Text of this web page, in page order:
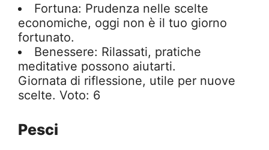
Fortuna: Prudenza nelle scelte
economiche, oggi non è il tuo giorno
fortunato.
Benessere: Rilassati, pratiche
meditative possono aiutarti.
Giornata di riflessione, utile per nuove
scelte. Voto: 6
Pesci